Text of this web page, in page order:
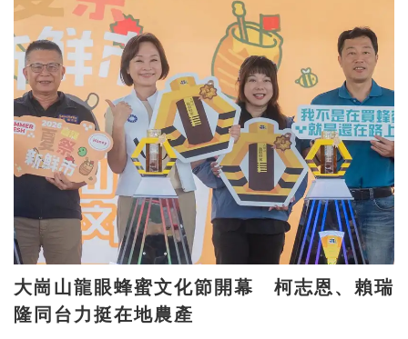
大崗山龍眼蜂蜜文化節開幕 柯志恩、賴瑞
隆同台力挺在地農產